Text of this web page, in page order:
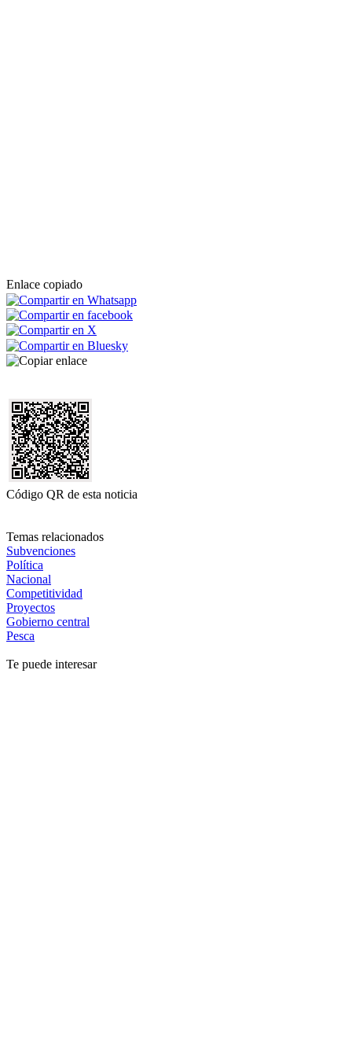
Enlace copiado
Código QR de esta noticia
Temas relacionados
Subvenciones
Política
Nacional
Competitividad
Proyectos
Gobierno central
Pesca
Te puede interesar